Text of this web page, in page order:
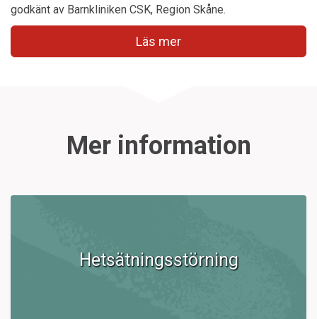
godkänt av Barnkliniken CSK, Region Skåne.
Läs mer
Mer information
Hetsätningsstörning